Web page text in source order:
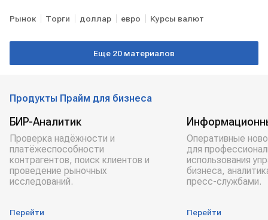
Рынок Торги доллар евро Курсы валют
Еще 20 материалов
Продукты Прайм для бизнеса
БИР-Аналитик
Проверка надёжности и
платёжеспособности
контрагентов, поиск клиентов и
проведение рыночных
исследований.
Перейти
Оперативные
для
использования
бизнеса,
пресс-службами.
Перейти